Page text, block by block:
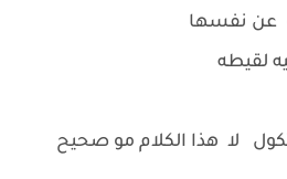
عن نفسها
لقيطه
لا هذا الكلام مو صحيح